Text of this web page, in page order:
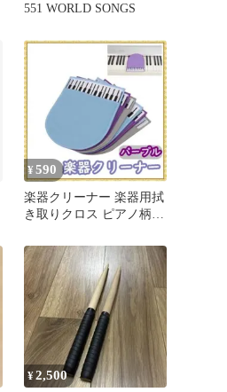
551 WORLD SONGS
¥ 590
楽器クリーナー 楽器用拭
き取りクロス ピアノ柄パ
ー
¥2,500